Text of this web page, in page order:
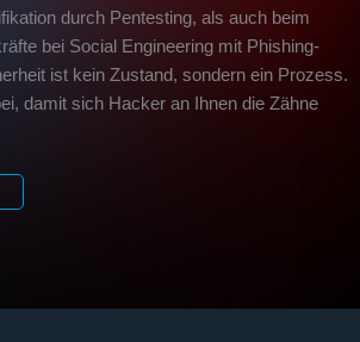
durch Pentesting, als auch beim
bei Social Engineering mit Phishing-
ist kein Zustand, sondern ein Prozess.
damit sich Hacker an Ihnen die Zähne